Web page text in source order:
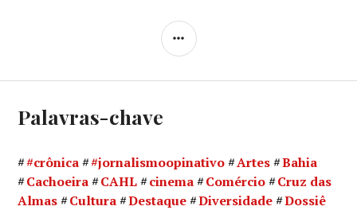
LATERAL
Palavras-chave
#crônica #jornalismoopinativo Artes
Bahia
Cachoeira
CAHL cinema Comércio
Cruz das
Almas
Cultura Destaque Diversidade
Dossiê